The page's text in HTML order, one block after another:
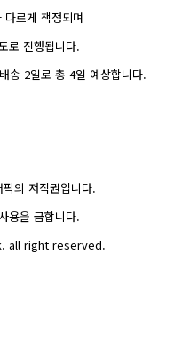
다르게 책정되며
로 진행됩니다.
송 2일로 총 4일 예상합니다.
의 저작권입니다.
용을 금합니다.
all right reserved.